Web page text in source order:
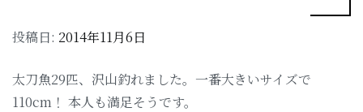
投稿日: 2014年11月6日
太刀魚29匹、沢山釣れました。一番大きいサイズで
110cm！ 本人も満足そうです。